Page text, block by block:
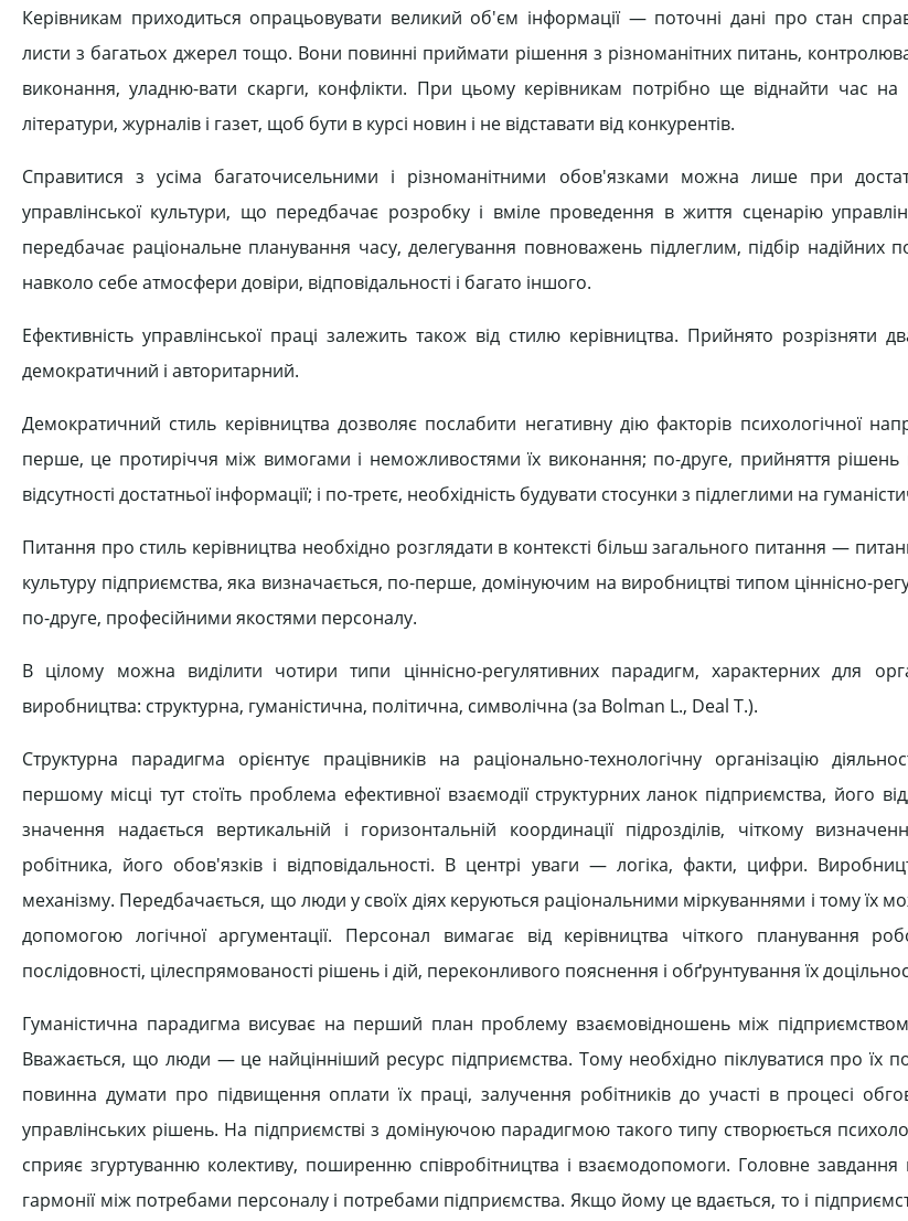
Керівникам приходиться опрацьовувати великий об'єм інформації — поточні дані про стан
листи з багатьох джерел тощо. Вони повинні приймати рішення з різноманітних питань,
виконання, уладню-вати скарги, конфлікти. При цьому керівникам потрібно ще віднайти час на
літератури, журналів і газет, щоб бути в курсі новин і не відставати від конкурентів.
Справитися з усіма багаточисельними і різноманітними обов'язками можна лише при
управлінської культури, що передбачає розробку і вміле проведення в життя сценарію
передбачає раціональне планування часу, делегування повноважень підлеглим, підбір надійних
навколо себе атмосфери довіри, відповідальності і багато іншого.
Ефективність управлінської праці залежить також від стилю керівництва. Прийнято розрізняти
демократичний і авторитарний.
Демократичний стиль керівництва дозволяє послабити негативну дію факторів психологічної
перше, це протиріччя між вимогами і неможливостями їх виконання; по-друге, прийняття рішень
відсутності достатньої інформації; і по-третє, необхідність будувати стосунки з підлеглими на
Питання про стиль керівництва необхідно розглядати в контексті більш загального питання —
культуру підприємства, яка визначається, по-перше, домінуючим на виробництві типом ціннісно-
по-друге, професійними якостями персоналу.
В цілому можна виділити чотири типи ціннісно-регулятивних парадигм, характерних для
виробництва: структурна, гуманістична, політична, символічна (за Bolman L., Deal Т.).
Структурна парадигма орієнтує працівників на раціонально-технологічну організацію
першому місці тут стоїть проблема ефективної взаємодії структурних ланок підприємства, його
значення надається вертикальній і горизонтальній координації підрозділів, чіткому
робітника, його обов'язків і відповідальності. В центрі уваги — логіка, факти, цифри.
механізму. Передбачається, що люди у своїх діях керуються раціональними міркуваннями і тому їх
допомогою логічної аргументації. Персонал вимагає від керівництва чіткого планування
послідовності, цілеспрямованості рішень і дій, переконливого пояснення і обґрунтування їх
Гуманістична парадигма висуває на перший план проблему взаємовідношень між
Вважається, що люди — це найцінніший ресурс підприємства. Тому необхідно піклуватися про їх
повинна думати про підвищення оплати їх праці, залучення робітників до участі в процесі
управлінських рішень. На підприємстві з домінуючою парадигмою такого типу створюється
сприяє згуртуванню колективу, поширенню співробітництва і взаємодопомоги. Головне завдання
гармонії між потребами персоналу і потребами підприємства. Якщо йому це вдається, то і